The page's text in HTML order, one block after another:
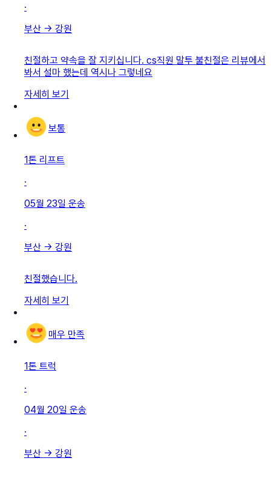
·
부산 → 강원
친절하고 약속을 잘 지키십니다. cs직원 말투 불친절은 리뷰에서
봐서 설마 했는데 역시나 그렇네요
자세히 보기
보통
1톤 리프트
·
05월 23일 운송
·
부산 → 강원
친절했습니다.
자세히 보기
매우 만족
1톤 트럭
·
04월 20일 운송
·
부산 → 강원